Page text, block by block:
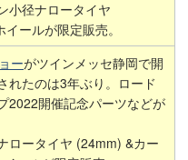
小径ナロータイヤ
ールが限定販売。
ーがツインメッセ静岡で開
れたのは3年ぶり。ロード
2022開催記念パーツなどが
ロータイヤ (24mm) &カー